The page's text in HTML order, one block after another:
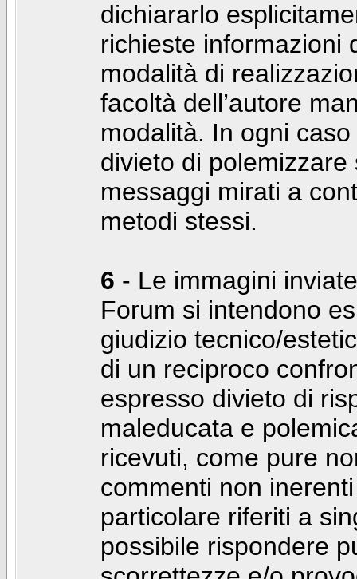
dichiararlo
richieste informazioni
modalità di
facoltà dell’autore
modalità. In ogni
divieto di
messaggi mirati a
metodi stessi.
6 - Le immagini
Forum si intendono
giudizio tecnico/
di un reciproco
espresso divieto di
maleducata e
ricevuti, come pure
commenti non
particolare riferiti a
possibile rispondere